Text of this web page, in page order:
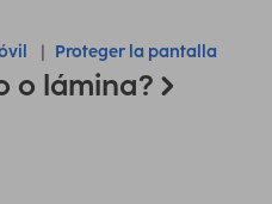
Proteger la pantalla
o lámina?